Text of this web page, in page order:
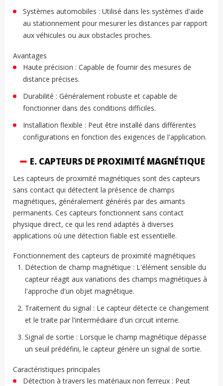
Systèmes automobiles : Utilisé dans les systèmes d'aide
au stationnement pour mesurer les distances par rapport
aux véhicules ou aux obstacles proches.
Avantages
Haute précision : Capable de fournir des mesures de
distance précises.
Durabilité : Généralement robuste et capable de
fonctionner dans des conditions difficiles.
Installation flexible : Peut être installé dans différentes
configurations en fonction des exigences de l'application.
E. CAPTEURS DE PROXIMITÉ MAGNÉTIQUE
Les capteurs de proximité magnétiques sont des capteurs
sans contact qui détectent la présence de champs
magnétiques, généralement générés par des aimants
permanents. Ces capteurs fonctionnent sans contact
physique direct, ce qui les rend adaptés à diverses
applications où une détection fiable est essentielle.
Fonctionnement des capteurs de proximité magnétiques
Détection de champ magnétique : L'élément sensible du
capteur réagit aux variations des champs magnétiques à
l'approche d'un objet magnétique.
Traitement du signal : Le capteur détecte ce changement
et le traite par l'intermédiaire d'un circuit interne.
Signal de sortie : Lorsque le champ magnétique dépasse
un seuil prédéfini, le capteur génère un signal de sortie.
Caractéristiques principales
Détection à travers les matériaux non ferreux : Peut